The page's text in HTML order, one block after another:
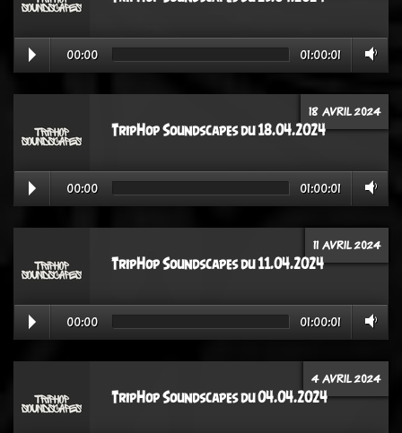
00:00 01:00:01
18 AVRIL 2024
TripHop Soundscapes du 18.04.2024
00:00 01:00:01
11 AVRIL 2024
TripHop Soundscapes du 11.04.2024
00:00 01:00:01
4 AVRIL 2024
TripHop Soundscapes du 04.04.2024